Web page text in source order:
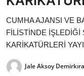
Toplum ve Yaşam
Sivil Toplum
CUMHA AJANSI VE
FİLİSTİNDE İŞLEDİĞİ
KARİKATÜRLERİ
Jale Aksoy